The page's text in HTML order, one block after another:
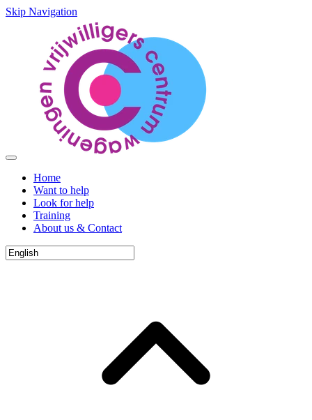
Skip Navigation
Home
Want to help
Look for help
Training
About us & Contact